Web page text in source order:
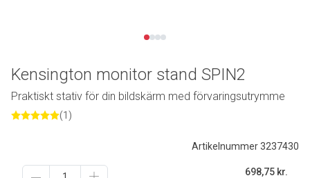
Artikelnummer 3237430
698,75 kr.
Kensington monitor stand SPIN2
Praktiskt stativ för din bildskärm med förvaringsutrymme
(1)